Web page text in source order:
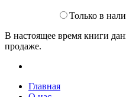
Только в
В настоящее время книги
продаже.
Главная